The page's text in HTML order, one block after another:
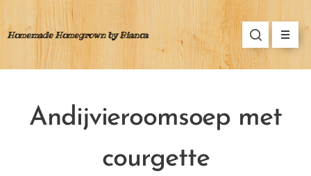
Homemade Homegrown by Bianca
Andijvieroomsoep met
courgette